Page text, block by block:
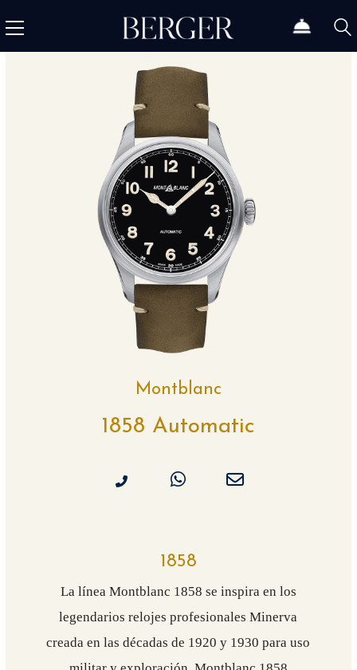
Montblanc
1858 Automatic
1858
La línea Montblanc 1858 se inspira en los
legendarios relojes profesionales Minerva
creada en las décadas de 1920 y 1930 para uso